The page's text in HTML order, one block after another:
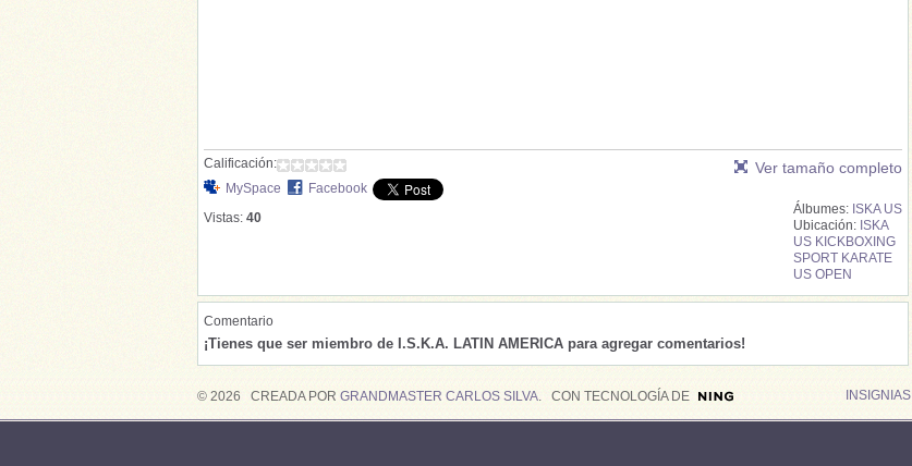
Calificación:
MySpace
Facebook
Vistas: 40
Ver tamaño completo
Álbumes: ISKA US
Ubicación: ISKA
US KICKBOXING
SPORT KARATE
US OPEN
Comentario
¡Tienes que ser miembro de I.S.K.A. LATIN AMERICA para agregar comentarios!
© 2026 CREADA POR GRANDMASTER CARLOS SILVA. CON TECNOLOGÍA DE INSIGNIAS